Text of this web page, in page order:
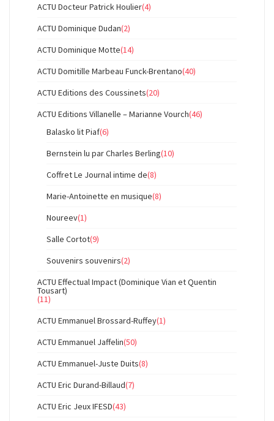
ACTU Docteur Patrick Houlier(4)
ACTU Dominique Dudan(2)
ACTU Dominique Motte(14)
ACTU Domitille Marbeau Funck-Brentano(40)
ACTU Editions des Coussinets(20)
ACTU Editions Villanelle – Marianne Vourch(46)
Balasko lit Piaf(6)
Bernstein lu par Charles Berling(10)
Coffret Le Journal intime de(8)
Marie-Antoinette en musique(8)
Noureev(1)
Salle Cortot(9)
Souvenirs souvenirs(2)
ACTU Effectual Impact (Dominique Vian et Quentin
Tousart)
(11)
ACTU Emmanuel Brossard-Ruffey(1)
ACTU Emmanuel Jaffelin(50)
ACTU Emmanuel-Juste Duits(8)
ACTU Eric Durand-Billaud(7)
ACTU Eric Jeux IFESD(43)